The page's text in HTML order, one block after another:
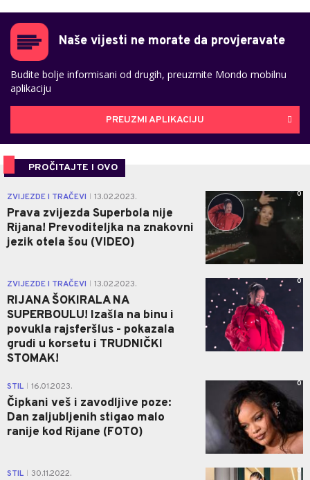
Naše vijesti ne morate da provjeravate
Budite bolje informisani od drugih, preuzmite Mondo mobilnu
aplikaciju
PREUZMI APLIKACIJU
PROČITAJTE I OVO
ZVIJEZDE I TRAČEVI 13.02.2023.
Prava zvijezda Superbola nije
Rijana! Prevoditeljka na znakovni
jezik otela šou (VIDEO)
0
ZVIJEZDE I TRAČEVI 13.02.2023.
RIJANA ŠOKIRALA NA
SUPERBOULU! Izašla na binu i
povukla rajsferšlus - pokazala
grudi u korsetu i TRUDNIČKI
STOMAK!
0
STIL 16.01.2023.
Čipkani veš i zavodljive poze:
Dan zaljubljenih stigao malo
ranije kod Rijane (FOTO)
0
STIL 30.11.2022. 0